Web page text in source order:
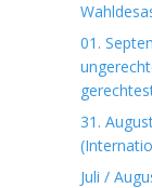
01.
31.
Juli /